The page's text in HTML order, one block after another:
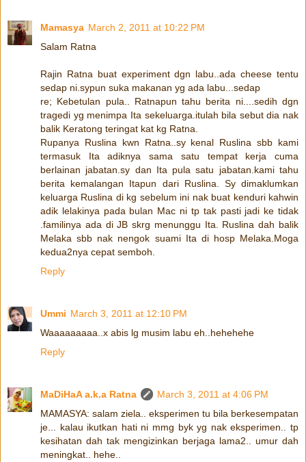
Mamasya March 2, 2011 at 10:22 PM
Salam Ratna
Rajin Ratna buat experiment dgn labu..ada cheese tentu
sedap ni.sypun suka makanan yg ada labu...sedap
re; Kebetulan pula.. Ratnapun tahu berita ni....sedih dgn
tragedi yg menimpa Ita sekeluarga.itulah bila sebut dia nak
balik Keratong teringat kat kg Ratna.
Rupanya Ruslina kwn Ratna..sy kenal Ruslina sbb kami
termasuk Ita adiknya sama satu tempat kerja cuma
berlainan jabatan.sy dan Ita pula satu jabatan.kami tahu
berita kemalangan Itapun dari Ruslina. Sy dimaklumkan
keluarga Ruslina di kg sebelum ini nak buat kenduri kahwin
adik lelakinya pada bulan Mac ni tp tak pasti jadi ke tidak
.familinya ada di JB skrg menunggu Ita. Ruslina dah balik
Melaka sbb nak nengok suami Ita di hosp Melaka.Moga
kedua2nya cepat semboh.
Reply
Ummi March 3, 2011 at 12:10 PM
Waaaaaaaaa..x abis lg musim labu eh..hehehehe
Reply
MaDiHaA a.k.a Ratna
March 3, 2011 at 4:06 PM
MAMASYA: salam ziela.. eksperimen tu bila berkesempatan
je... kalau ikutkan hati ni mmg byk yg nak eksperimen.. tp
kesihatan dah tak mengizinkan berjaga lama2.. umur dah
meningkat.. hehe..